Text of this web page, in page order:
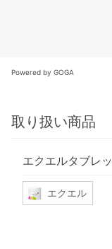
Powered by GOGA
取り扱い商品
エクエルタブレ
エクエル